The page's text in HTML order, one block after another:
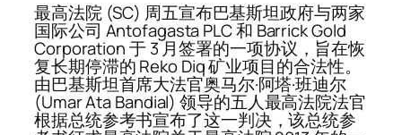
最高法院 (SC) 周五宣布巴基斯坦政府与两家
国际公司 Antofagasta PLC 和 Barrick Gold
Corporation 于 3 月签署的一项协议，旨在恢
复长期停滞的 Reko Diq 矿业项目的合法性。
由巴基斯坦首席大法官奥马尔·阿塔·班迪尔
(Umar Ata Bandial) 领导的五人最高法院法官
根据总统参考书宣布了这一判决，该总统参